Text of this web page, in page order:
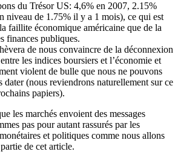
du Trésor US: 4,6% en 2007, 2.15%
niveau de 1.75% il y a 1 mois), ce qui est
faillite économique américaine que de la
finances publiques.
de nous convaincre de la déconnexion
les indices boursiers et l’économie et
violent de bulle que nous ne pouvons
dater (nous reviendrons naturellement sur ce
papiers).
les marchés envoient des messages
pas pour autant rassurés par les
et politiques comme nous allons
de cet article.